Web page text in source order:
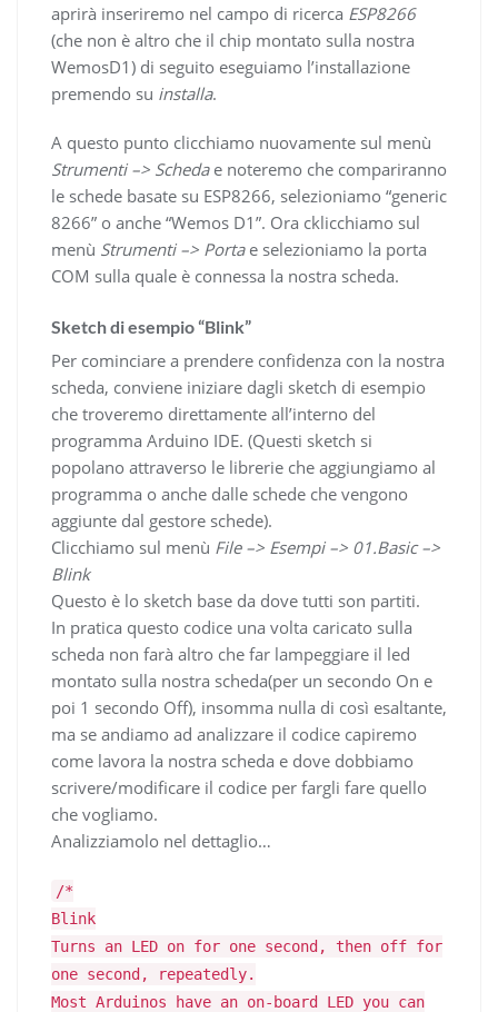
aprirà inseriremo nel campo di ricerca ESP8266
(che non è altro che il chip montato sulla nostra
WemosD1) di seguito eseguiamo l’installazione
premendo su installa.
A questo punto clicchiamo nuovamente sul menù
Strumenti –> Schedae noteremo che compariranno
le schede basate su ESP8266, selezioniamo “generic
8266” o anche “Wemos D1”. Ora cklicchiamo sul
menù Strumenti –> Portae selezioniamo la porta
COM sulla quale è connessa la nostra scheda.
Sketch di esempio “Blink”
Per cominciare a prendere confidenza con la nostra
scheda, conviene iniziare dagli sketch di esempio
che troveremo direttamente all’interno del
programma Arduino IDE. (Questi sketch si
popolano attraverso le librerie che aggiungiamo al
programma o anche dalle schede che vengono
aggiunte dal gestore schede).
Clicchiamo sul menù File –> Esempi –> 01.Basic –>
Blink
Questo è lo sketch base da dove tutti son partiti.
In pratica questo codice una volta caricato sulla
scheda non farà altro che far lampeggiare il led
montato sulla nostra scheda(per un secondo On e
poi 1 secondo Off), insomma nulla di così esaltante,
ma se andiamo ad analizzare il codice capiremo
come lavora la nostra scheda e dove dobbiamo
scrivere/modificare il codice per fargli fare quello
che vogliamo.
Analizziamolo nel dettaglio…
/*
Blink
Turns an LED on for one second, then off for
one second, repeatedly.
Most Arduinos have an on-board LED you can